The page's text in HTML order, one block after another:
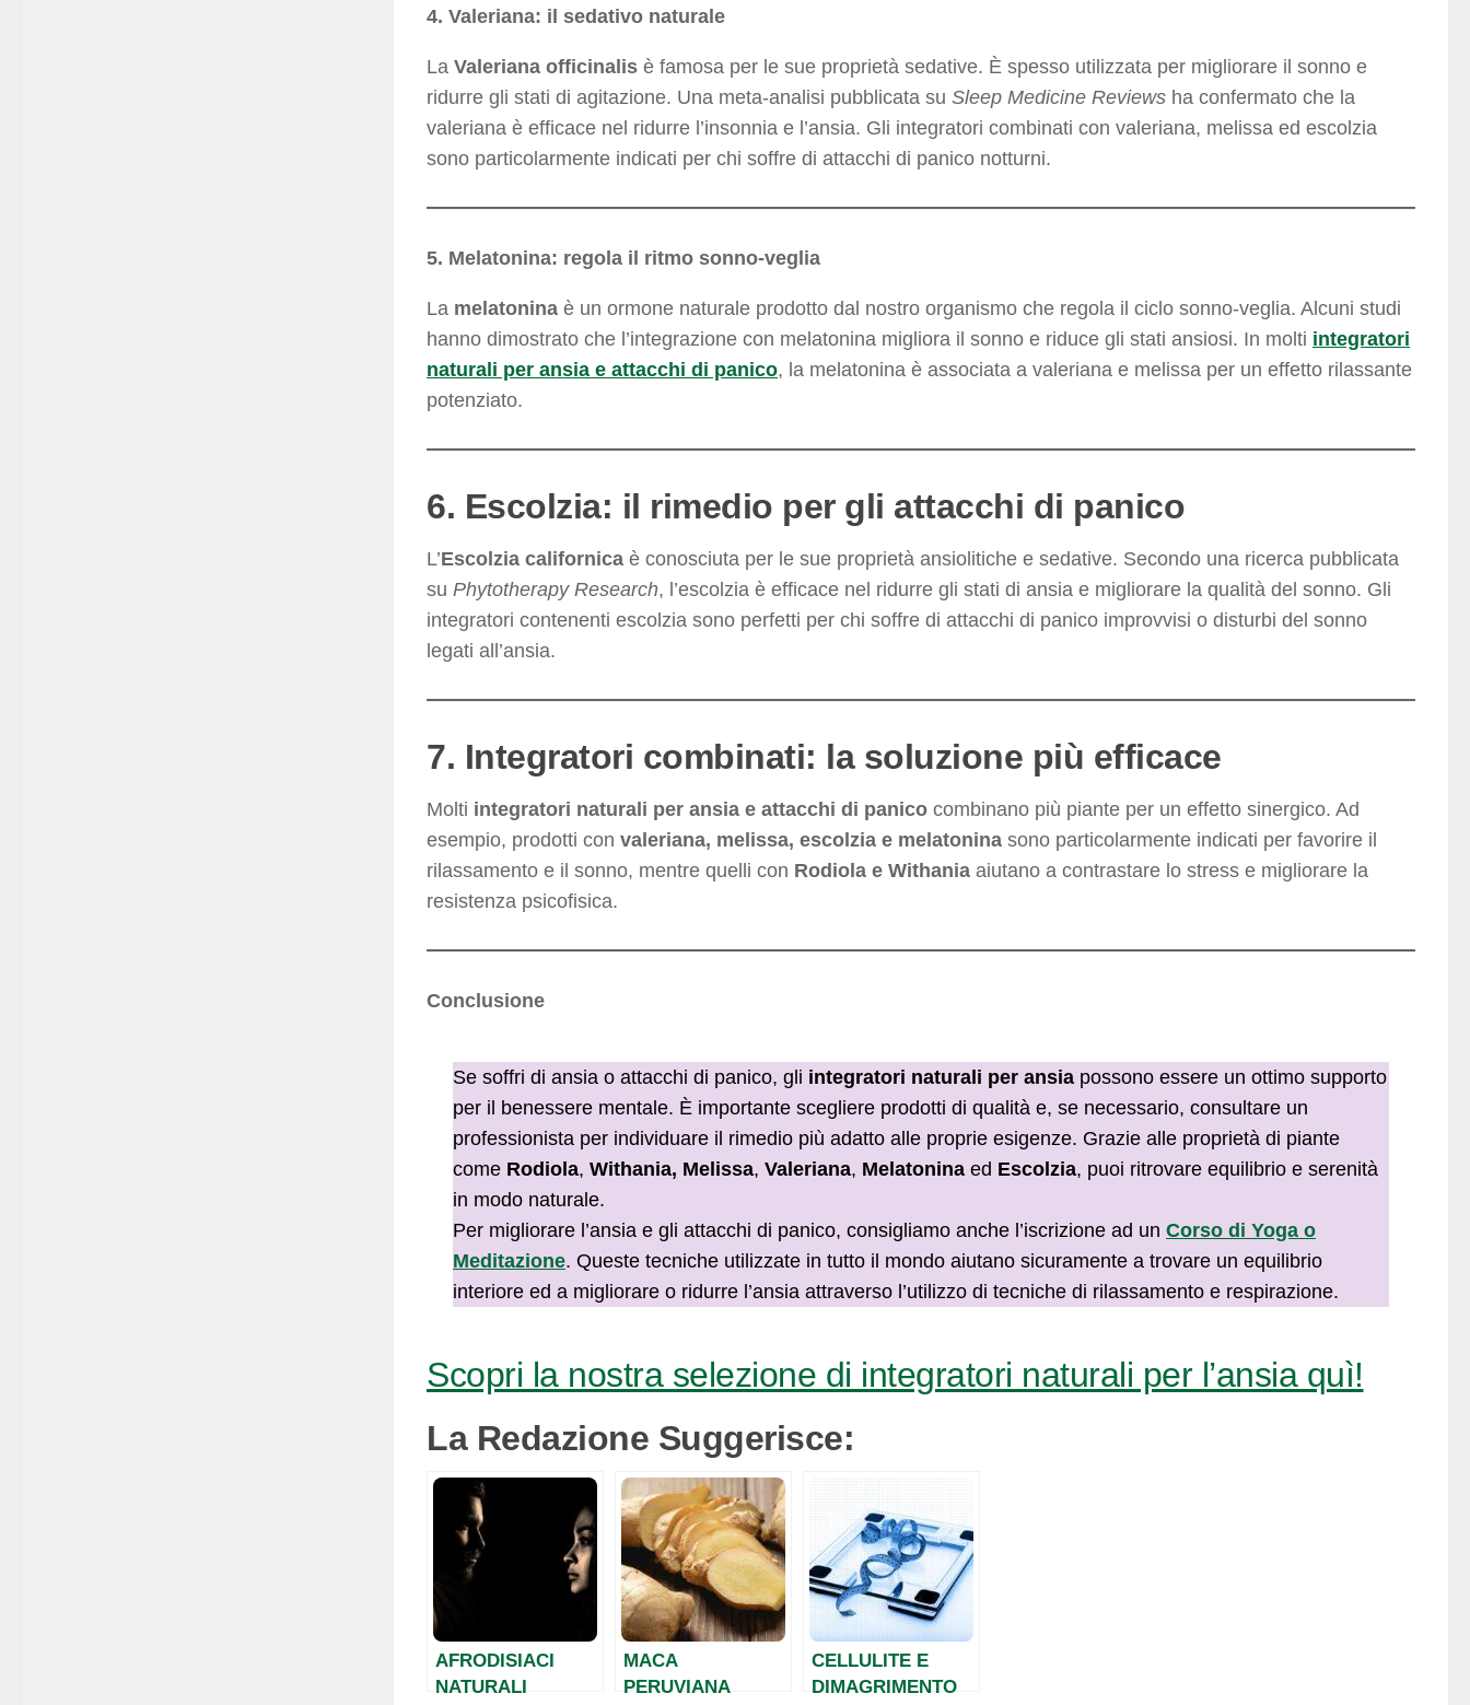
4. Valeriana: il sedativo naturale
La Valeriana officinalis è famosa per le sue proprietà sedative. È spesso utilizzata per migliorare il sonno e
ridurre gli stati di agitazione. Una meta-analisi pubblicata su Sleep Medicine Reviews ha confermato che la
valeriana è efficace nel ridurre l’insonnia e l’ansia. Gli integratori combinati con valeriana, melissa ed escolzia
sono particolarmente indicati per chi soffre di attacchi di panico notturni.
5. Melatonina: regola il ritmo sonno-veglia
La melatonina è un ormone naturale prodotto dal nostro organismo che regola il ciclo sonno-veglia. Alcuni studi
hanno dimostrato che l’integrazione con melatonina migliora il sonno e riduce gli stati ansiosi. In molti integratori
naturali per ansia e attacchi di panico, la melatonina è associata a valeriana e melissa per un effetto rilassante
potenziato.
6. Escolzia: il rimedio per gli attacchi di panico
L’Escolzia californica è conosciuta per le sue proprietà ansiolitiche e sedative. Secondo una ricerca pubblicata
su Phytotherapy Research, l’escolzia è efficace nel ridurre gli stati di ansia e migliorare la qualità del sonno. Gli
integratori contenenti escolzia sono perfetti per chi soffre di attacchi di panico improvvisi o disturbi del sonno
legati all’ansia.
7. Integratori combinati: la soluzione più efficace
Molti integratori naturali per ansia e attacchi di panico combinano più piante per un effetto sinergico. Ad
esempio, prodotti con valeriana, melissa, escolzia e melatonina sono particolarmente indicati per favorire il
rilassamento e il sonno, mentre quelli con Rodiola e Withania aiutano a contrastare lo stress e migliorare la
resistenza psicofisica.
Conclusione
Se soffri di ansia o attacchi di panico, gli integratori naturali per ansia possono essere un ottimo supporto
per il benessere mentale. È importante scegliere prodotti di qualità e, se necessario, consultare un
professionista per individuare il rimedio più adatto alle proprie esigenze. Grazie alle proprietà di piante
come Rodiola, Withania, Melissa, Valeriana, Melatonina ed Escolzia, puoi ritrovare equilibrio e serenità
in modo naturale.
Per migliorare l’ansia e gli attacchi di panico, consigliamo anche l’iscrizione ad un Corso di Yoga o
Meditazione. Queste tecniche utilizzate in tutto il mondo aiutano sicuramente a trovare un equilibrio
interiore ed a migliorare o ridurre l’ansia attraverso l’utilizzo di tecniche di rilassamento e respirazione.
Scopri la nostra selezione di integratori naturali per l’ansia quì!
La Redazione Suggerisce:
AFRODISIACI
NATURALI
MACA
PERUVIANA
CELLULITE E
DIMAGRIMENTO